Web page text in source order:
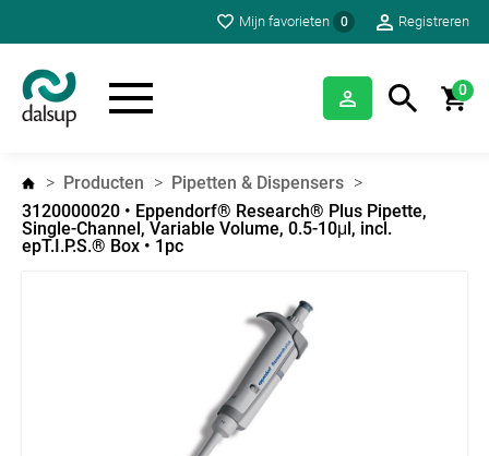
Mijn favorieten 0 Registreren
0
Producten
Pipetten & Dispensers
3120000020 • Eppendorf® Research® Plus Pipette,
Single-Channel, Variable Volume, 0.5-10μl, incl.
epT.I.P.S.® Box • 1pc